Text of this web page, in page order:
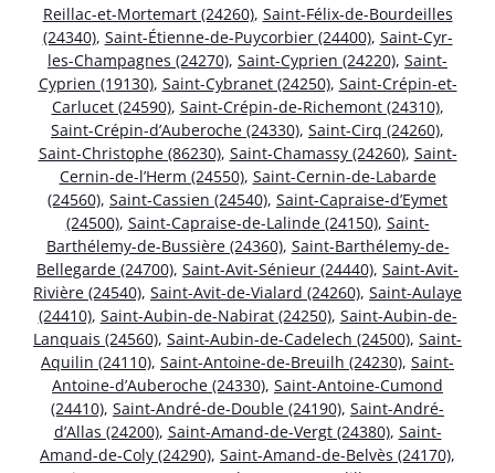
Reillac-et-Mortemart (24260), Saint-Félix-de-Bourdeilles
(24340), Saint-Étienne-de-Puycorbier (24400), Saint-Cyr-
les-Champagnes (24270), Saint-Cyprien (24220), Saint-
Cyprien (19130), Saint-Cybranet (24250), Saint-Crépin-et-
Carlucet (24590), Saint-Crépin-de-Richemont (24310),
Saint-Crépin-d’Auberoche (24330), Saint-Cirq (24260),
Saint-Christophe (86230), Saint-Chamassy (24260), Saint-
Cernin-de-l’Herm (24550), Saint-Cernin-de-Labarde
(24560), Saint-Cassien (24540), Saint-Capraise-d’Eymet
(24500), Saint-Capraise-de-Lalinde (24150), Saint-
Barthélemy-de-Bussière (24360), Saint-Barthélemy-de-
Bellegarde (24700), Saint-Avit-Sénieur (24440), Saint-Avit-
Rivière (24540), Saint-Avit-de-Vialard (24260), Saint-Aulaye
(24410), Saint-Aubin-de-Nabirat (24250), Saint-Aubin-de-
Lanquais (24560), Saint-Aubin-de-Cadelech (24500), Saint-
Aquilin (24110), Saint-Antoine-de-Breuilh (24230), Saint-
Antoine-d’Auberoche (24330), Saint-Antoine-Cumond
(24410), Saint-André-de-Double (24190), Saint-André-
d’Allas (24200), Saint-Amand-de-Vergt (24380), Saint-
Amand-de-Coly (24290), Saint-Amand-de-Belvès (24170),